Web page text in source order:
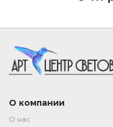
О компании
О нас